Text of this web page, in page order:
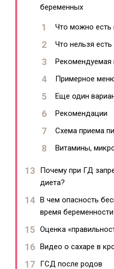
беременных
Что можно есть
Что нельзя
Рекомендуемая
Примерное
Еще один
Рекомендации
Схема приема
Витамины,
Почему при ГД
диета?
В чем опасность
время
Оценка
Видео о сахаре в
ГСД после родов